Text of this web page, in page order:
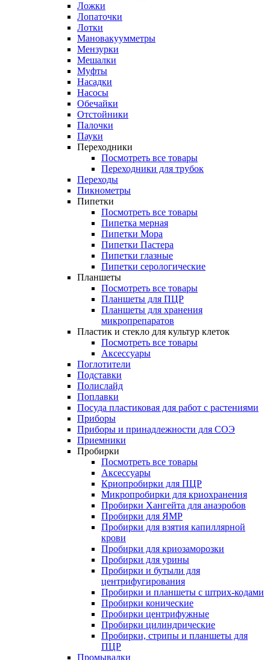
Ложки
Лопаточки
Лотки
Мановакуумметры
Мензурки
Мешалки
Муфты
Насадки
Насосы
Обечайки
Отстойники
Палочки
Пауки
Переходники
Посмотреть все товары
Переходники для трубок
Переходы
Пикнометры
Пипетки
Посмотреть все товары
Пипетка мерная
Пипетки Мора
Пипетки Пастера
Пипетки глазные
Пипетки серологические
Планшеты
Посмотреть все товары
Планшеты для ПЦР
Планшеты для хранения
микропрепаратов
Пластик и стекло для культур клеток
Посмотреть все товары
Аксессуары
Поглотители
Подставки
Полислайд
Поплавки
Посуда пластиковая для работ с растениями
Приборы
Приборы и принадлежности для СОЭ
Приемники
Пробирки
Посмотреть все товары
Аксессуары
Криопробирки для ПЦР
Микропробирки для криохранения
Пробирки Хангейта для анаэробов
Пробирки для ЯМР
Пробирки для взятия капиллярной
крови
Пробирки для криозаморозки
Пробирки для урины
Пробирки и бутыли для
центрифугирования
Пробирки и планшеты с штрих-кодами
Пробирки конические
Пробирки центрифужные
Пробирки цилиндрические
Пробирки, стрипы и планшеты для
ПЦР
Промывалки